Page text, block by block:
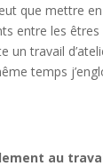
que mettre
entre les êtres
un travail
temps
au